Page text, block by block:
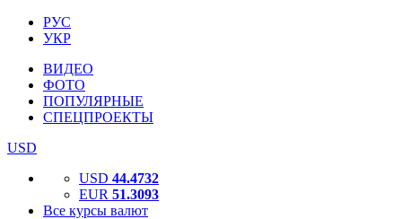
РУС
УКР
ВИДЕО
ФОТО
ПОПУЛЯРНЫЕ
СПЕЦПРОЕКТЫ
USD
USD 44.4732
EUR 51.3093
Все курсы валют